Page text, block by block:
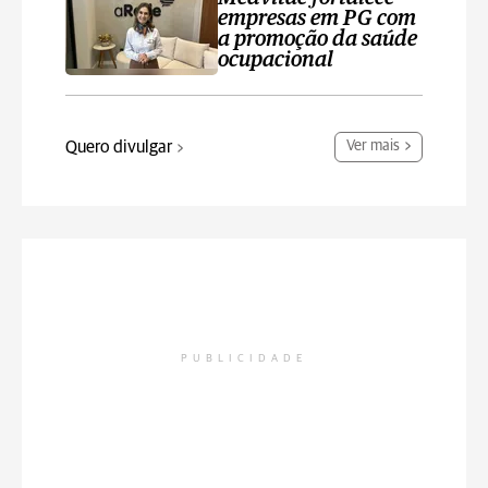
empresas em PG com
a promoção da saúde
ocupacional
Quero divulgar Ver mais
PUBLICIDADE